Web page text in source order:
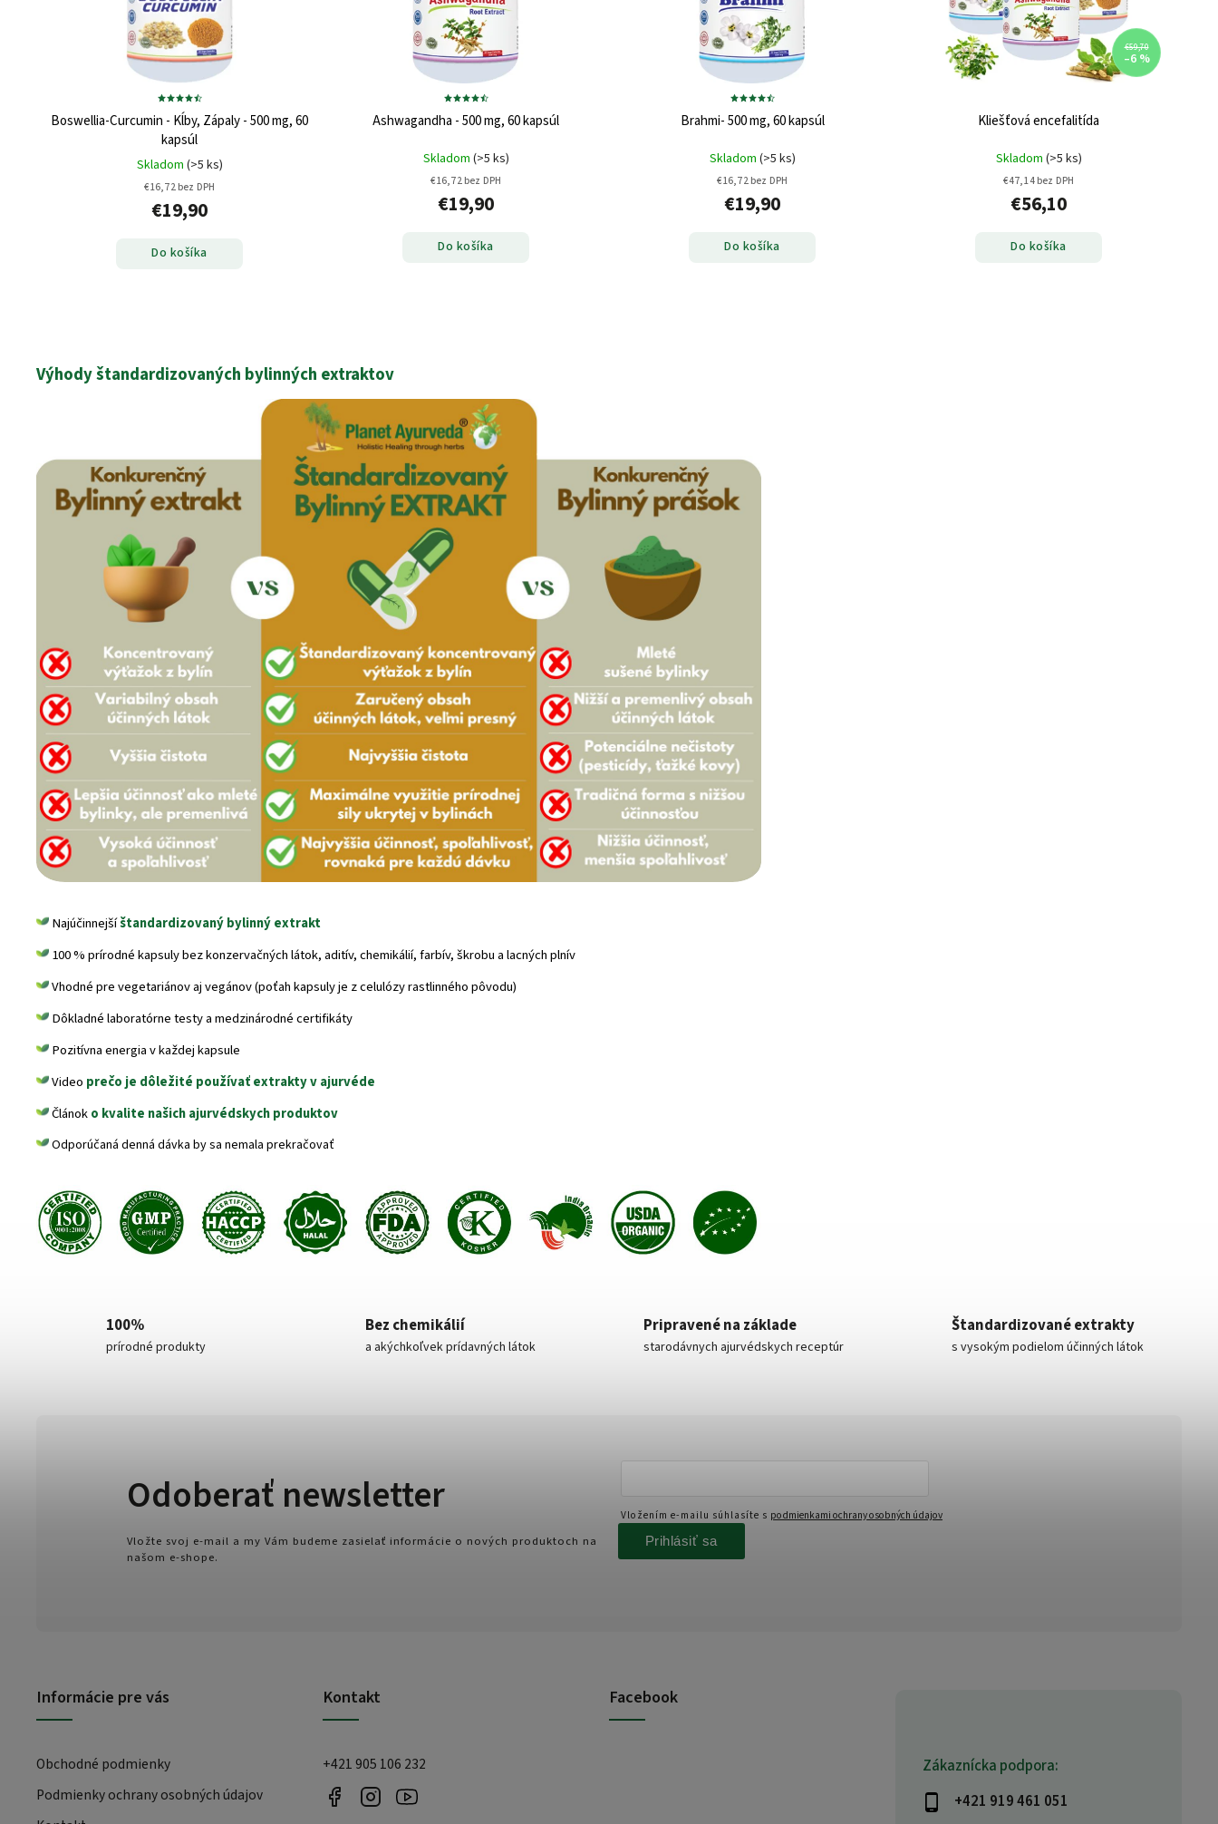
Boswellia-Curcumin - Kĺby, Zápaly - 500 mg, 60
kapsúl
Skladom (>5 ks)
€16,72 bez DPH
€19,90
Do košíka
Ashwagandha - 500 mg, 60 kapsúl
Skladom (>5 ks)
€16,72 bez DPH
€19,90
Do košíka
Brahmi- 500 mg, 60 kapsúl
Skladom (>5 ks)
€16,72 bez DPH
€19,90
Do košíka
€59,70
–6 %
Kliešťová encefalitída
Skladom (>5 ks)
€47,14 bez DPH
€56,10
Do košíka
Výhody štandardizovaných bylinných extraktov
Najúčinnejšíštandardizovaný bylinný extrakt
100 % prírodné kapsuly bez konzervačných látok, aditív, chemikálií, farbív, škrobu a lacných plnív
Vhodné pre vegetariánov aj vegánov (poťah kapsuly je z celulózy rastlinného pôvodu)
Dôkladné laboratórne testy a medzinárodné certifikáty
Pozitívna energia v každej kapsule
Video prečo je dôležité používať extrakty v ajurvéde
Článoko kvalite našich ajurvédskych produktov
Odporúčaná denná dávka by sa nemala prekračovať
100%
prírodné produkty
Bez chemikálií
a akýchkoľvek prídavných látok
Pripravené na základe
starodávnych ajurvédskych receptúr
Štandardizované extrakty
s vysokým podielom účinných látok
Zákaznícka podpora:
+421 919 461 051
Informácie pre vás
Obchodné podmienky
Podmienky ochrany osobných údajov
Kontakt
+421 905 106 232
Facebook
Odoberať newsletter
Vložte svoj e-mail a my Vám budeme zasielať informácie o nových produktoch na
našom e-shope.
Vložením e-mailu súhlasíte s podmienkami ochrany osobných údajov
Prihlásiť sa